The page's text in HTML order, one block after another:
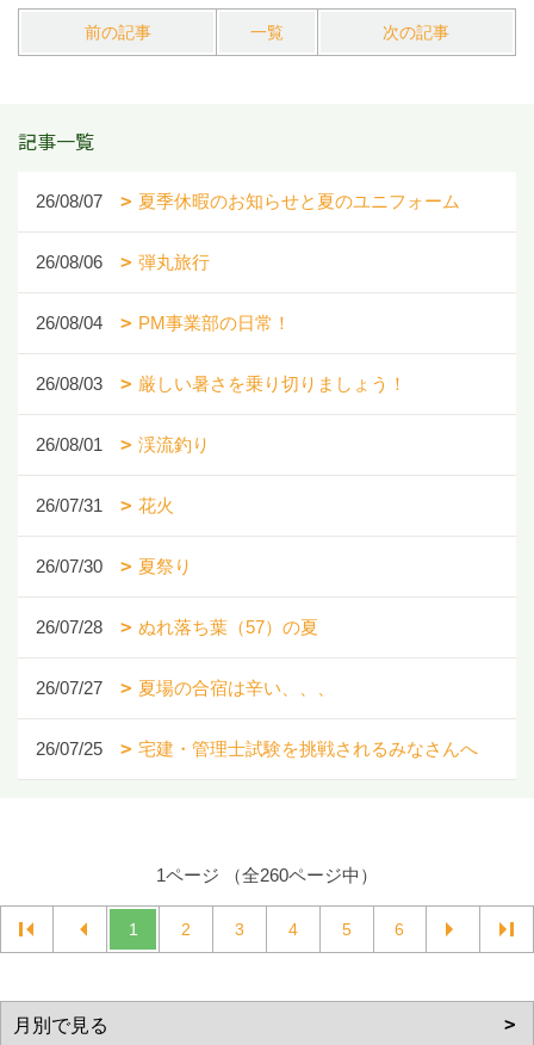
前の記事 一覧 次の記事
記事一覧
26/08/07 夏季休暇のお知らせと夏のユニフォーム
26/08/06 弾丸旅行
26/08/04 PM事業部の日常！
26/08/03 厳しい暑さを乗り切りましょう！
26/08/01 渓流釣り
26/07/31 花火
26/07/30 夏祭り
26/07/28 ぬれ落ち葉（57）の夏
26/07/27 夏場の合宿は辛い、、、
26/07/25 宅建・管理士試験を挑戦されるみなさんへ
1ページ （全260ページ中）
1 2 3 4 5 6